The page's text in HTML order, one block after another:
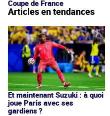
Coupe de France
Articles en tendances
Et maintenant Suzuki : à quoi
joue Paris avec ses
gardiens ?